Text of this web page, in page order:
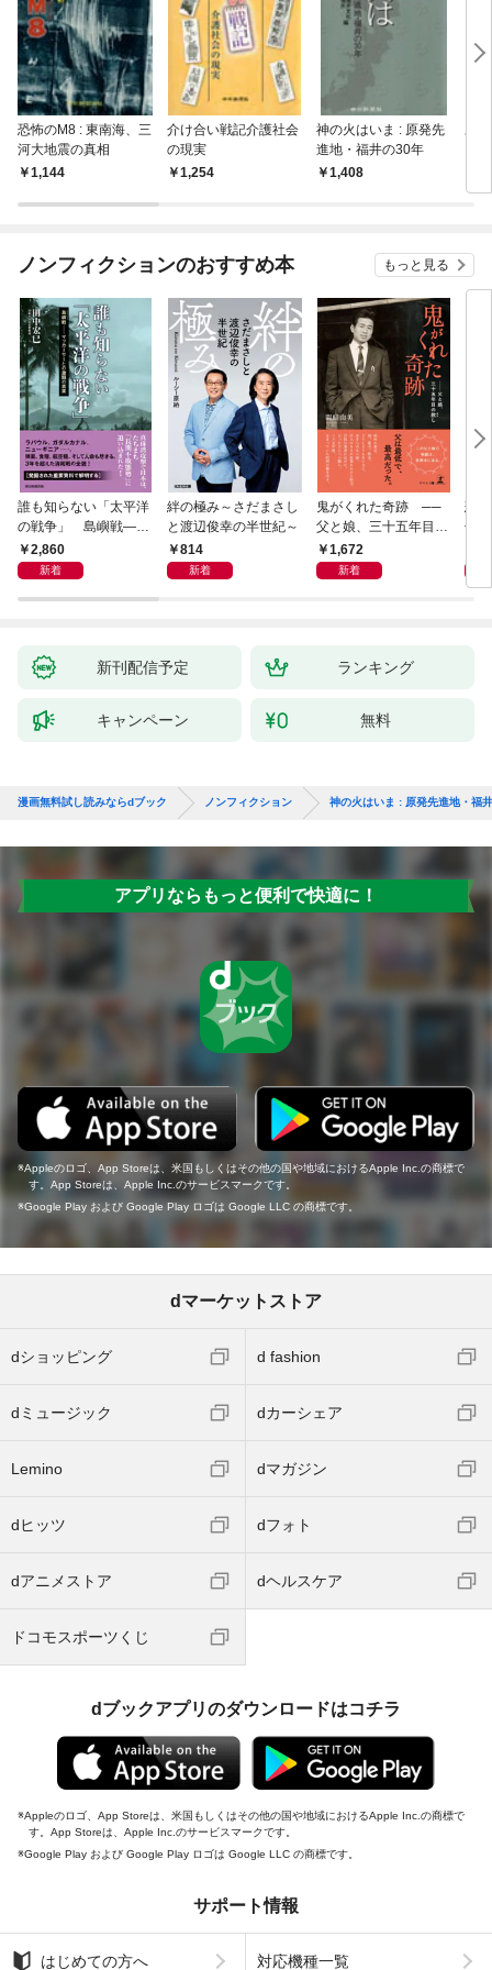
恐怖のM8 : 東南海、三
河大地震の真相
1,144
介け合い戦記介護社会
の現実
1,254
神の火はいま : 原発先
進地・福井の30年
1,408
ノンフィクションのおすすめ本 もっと見る
誰も知らない「太平洋
の戦争」 島嶼戦――
マッカーサーとの激闘
の真実
2,860
新着
絆の極み～さだまさし
と渡辺俊幸の半世紀～
814
新着
鬼がくれた奇跡 ──
父と娘、三十五年目の
赦し1,672
新着
悲
子
新刊配信予定 ランキング
キャンペーン 無料
漫画無料試し読みならdブック ノンフィクション 神の火はいま : 原発先進地・福
アプリならもっと便利で快適に！
Appleのロゴ、App Storeは、米国もしくはその他の国や地域におけるApple Inc.の商標で
す。App Storeは、Apple Inc.のサービスマークです。
Google Play および Google Play ロゴは Google LLC の商標です。
dマーケットストア
dショッピング d fashion
dミュージック dカーシェア
Lemino dマガジン
dヒッツ dフォト
dアニメストア dヘルスケア
ドコモスポーツくじ
dブックアプリのダウンロードはコチラ
Appleのロゴ、App Storeは、米国もしくはその他の国や地域におけるApple Inc.の商標で
す。App Storeは、Apple Inc.のサービスマークです。
Google Play および Google Play ロゴは Google LLC の商標です。
サポート情報
はじめての方へ 対応機種一覧